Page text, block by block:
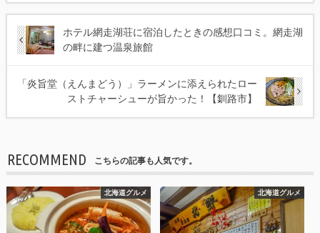
ホテル網走湖荘に宿泊したときの感想口コミ。網走湖
の畔に建つ温泉旅館
「炎旨堂（えんまどう）」ラーメンに添えられたロー
ストチャーシューが旨かった！【釧路市】
RECOMMEND こちらの記事も人気です。
北海道グルメ 北海道グルメ